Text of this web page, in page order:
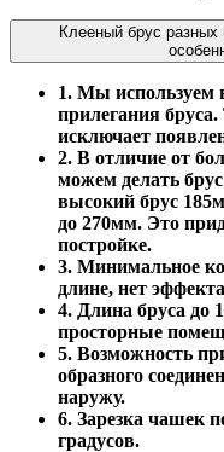
Клееный брус разных
1. Мы используем
прилегания
исключает
2. В отличие от
можем делать
высокий брус
до 270мм. Это
постройке.
3. Минимальное
длине, нет
4. Длина бруса до
просторные
5. Возможность
образного
наружу.
6. Зарезка чашек
градусов.